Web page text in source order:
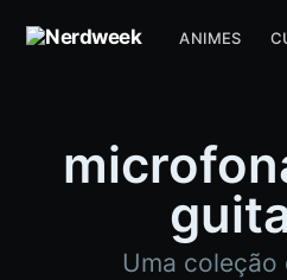
ANIMES
Uma